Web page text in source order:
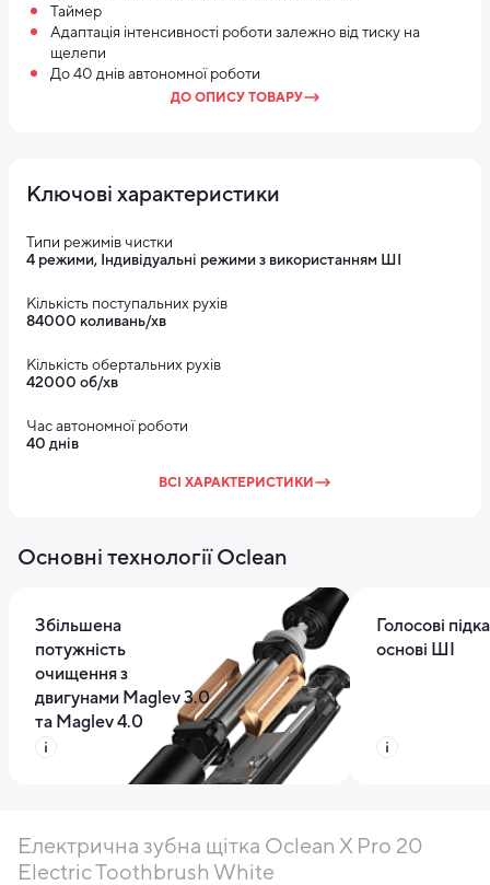
Таймер
Адаптація інтенсивності роботи залежно від тиску на
щелепи
До 40 днів автономної роботи
ДО ОПИСУ ТОВАРУ
Ключові характеристики
Типи режимів чистки
4 режими, Індивідуальні режими з використанням ШІ
Кількість поступальних рухів
84000 коливань/хв
Кількість обертальних рухів
42000 об/хв
Час автономної роботи
40 днів
ВСІ ХАРАКТЕРИСТИКИ
Основні технології Oclean
Збільшена
потужність
очищення з
двигунами Maglev 3.0
та Maglev 4.0
Голосові
основі ШІ
Електрична зубна щітка Oclean X Pro 20
Electric Toothbrush White